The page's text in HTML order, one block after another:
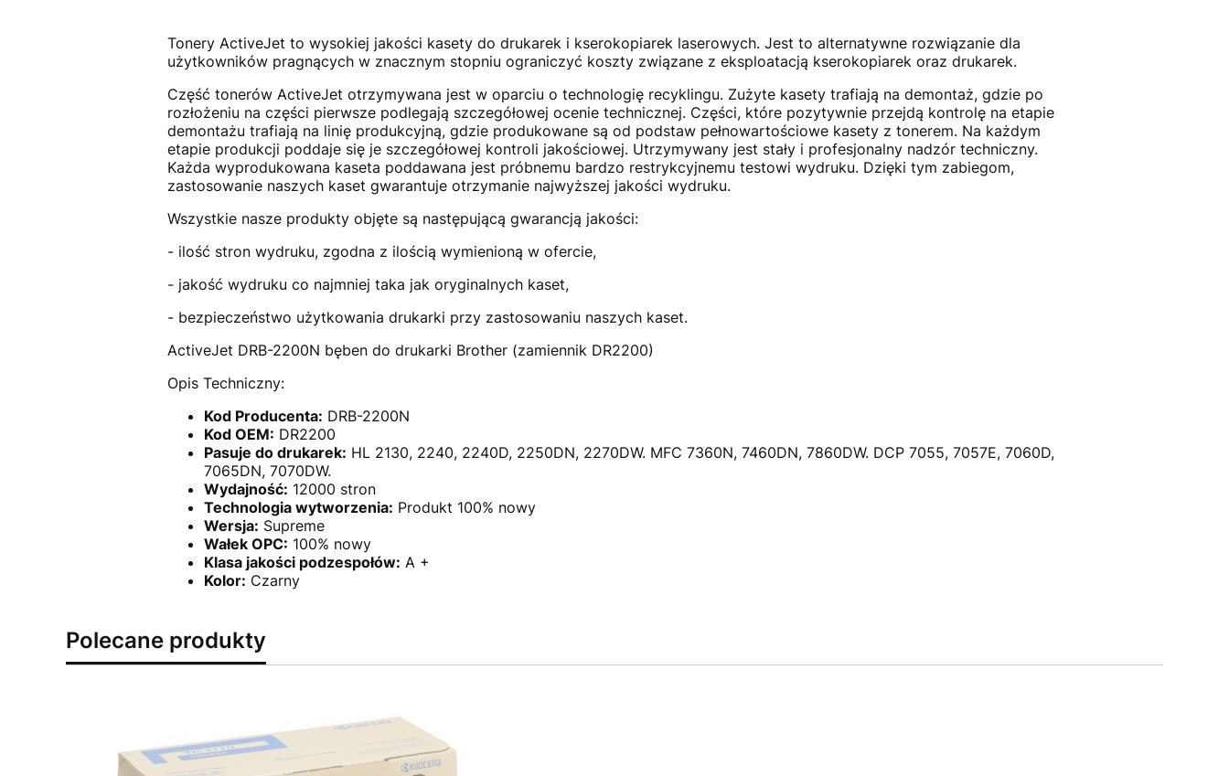
Tonery ActiveJet to wysokiej jakości kasety do drukarek i kserokopiarek laserowych. Jest to alternatywne rozwiązanie dla
użytkowników pragnących w znacznym stopniu ograniczyć koszty związane z eksploatacją kserokopiarek oraz drukarek.
Część tonerów ActiveJet otrzymywana jest w oparciu o technologię recyklingu. Zużyte kasety trafiają na demontaż, gdzie po
rozłożeniu na części pierwsze podlegają szczegółowej ocenie technicznej. Części, które pozytywnie przejdą kontrolę na etapie
demontażu trafiają na linię produkcyjną, gdzie produkowane są od podstaw pełnowartościowe kasety z tonerem. Na każdym
etapie produkcji poddaje się je szczegółowej kontroli jakościowej. Utrzymywany jest stały i profesjonalny nadzór techniczny.
Każda wyprodukowana kaseta poddawana jest próbnemu bardzo restrykcyjnemu testowi wydruku. Dzięki tym zabiegom,
zastosowanie naszych kaset gwarantuje otrzymanie najwyższej jakości wydruku.
Wszystkie nasze produkty objęte są następującą gwarancją jakości:
- ilość stron wydruku, zgodna z ilością wymienioną w ofercie,
- jakość wydruku co najmniej taka jak oryginalnych kaset,
- bezpieczeństwo użytkowania drukarki przy zastosowaniu naszych kaset.
ActiveJet DRB-2200N bęben do drukarki Brother (zamiennik DR2200)
Opis Techniczny:
Kod Producenta: DRB-2200N
Kod OEM: DR2200
Pasuje do drukarek: HL 2130, 2240, 2240D, 2250DN, 2270DW. MFC 7360N, 7460DN, 7860DW. DCP 7055, 7057E, 7060D,
7065DN, 7070DW.
Wydajność: 12000 stron
Technologia wytworzenia: Produkt 100% nowy
Wersja: Supreme
Wałek OPC: 100% nowy
Klasa jakości podzespołów: A +
Kolor: Czarny
Polecane produkty